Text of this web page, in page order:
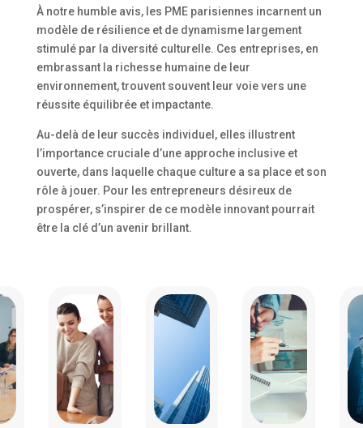
À notre humble avis, les PME parisiennes incarnent un
modèle de résilience et de dynamisme largement
stimulé par la diversité culturelle. Ces entreprises, en
embrassant la richesse humaine de leur
environnement, trouvent souvent leur voie vers une
réussite équilibrée et impactante.
Au-delà de leur succès individuel, elles illustrent
l’importance cruciale d’une approche inclusive et
ouverte, dans laquelle chaque culture a sa place et son
rôle à jouer. Pour les entrepreneurs désireux de
prospérer, s’inspirer de ce modèle innovant pourrait
être la clé d’un avenir brillant.